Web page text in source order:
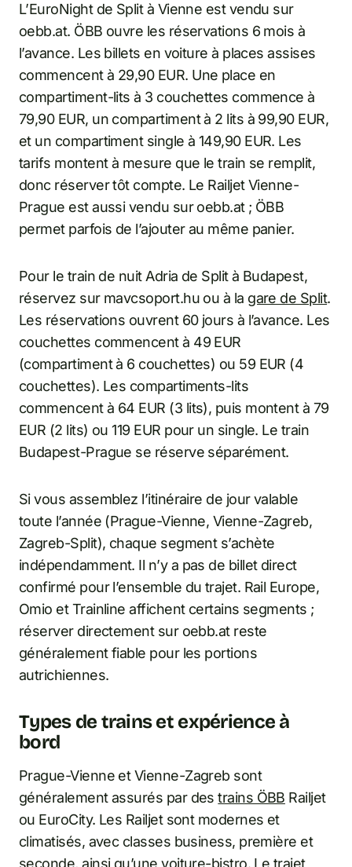
L’EuroNight de Split à Vienne est vendu sur
oebb.at. ÖBB ouvre les réservations 6 mois à
l’avance. Les billets en voiture à places assises
commencent à 29,90 EUR. Une place en
compartiment-lits à 3 couchettes commence à
79,90 EUR, un compartiment à 2 lits à 99,90 EUR,
et un compartiment single à 149,90 EUR. Les
tarifs montent à mesure que le train se remplit,
donc réserver tôt compte. Le Railjet Vienne-
Prague est aussi vendu sur oebb.at ; ÖBB
permet parfois de l’ajouter au même panier.
Pour le train de nuit Adria de Split à Budapest,
réservez sur mavcsoport.hu ou à la gare de Split.
Les réservations ouvrent 60 jours à l’avance. Les
couchettes commencent à 49 EUR
(compartiment à 6 couchettes) ou 59 EUR (4
couchettes). Les compartiments-lits
commencent à 64 EUR (3 lits), puis montent à 79
EUR (2 lits) ou 119 EUR pour un single. Le train
Budapest-Prague se réserve séparément.
Si vous assemblez l’itinéraire de jour valable
toute l’année (Prague-Vienne, Vienne-Zagreb,
Zagreb-Split), chaque segment s’achète
indépendamment. Il n’y a pas de billet direct
confirmé pour l’ensemble du trajet. Rail Europe,
Omio et Trainline affichent certains segments ;
réserver directement sur oebb.at reste
généralement fiable pour les portions
autrichiennes.
Types de trains et expérience à
bord
Prague-Vienne et Vienne-Zagreb sont
généralement assurés par destrains ÖBB Railjet
ou EuroCity. Les Railjet sont modernes et
climatisés, avec classes business, première et